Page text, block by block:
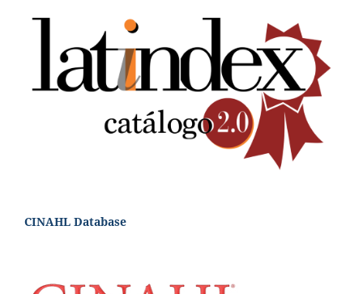
CINAHL Database